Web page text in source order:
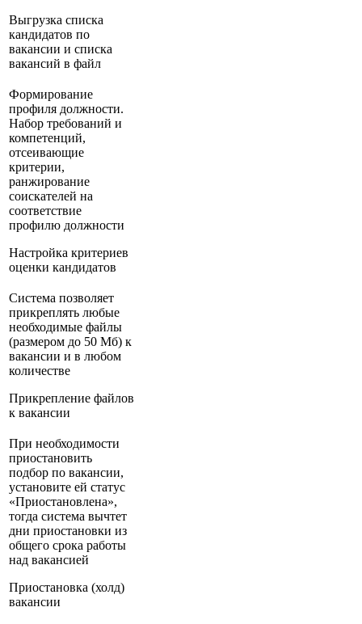
Выгрузка списка
кандидатов по
вакансии и списка
вакансий в файл
Формирование
профиля должности.
Набор требований и
компетенций,
отсеивающие
критерии,
ранжирование
соискателей на
соответствие
профилю должности
Настройка критериев
оценки кандидатов
Система позволяет
прикреплять любые
необходимые файлы
(размером до 50 Мб) к
вакансии и в любом
количестве
Прикрепление файлов
к вакансии
При необходимости
приостановить
подбор по вакансии,
установите ей статус
«Приостановлена»,
тогда система вычтет
дни приостановки из
общего срока работы
над вакансией
Приостановка (холд)
вакансии